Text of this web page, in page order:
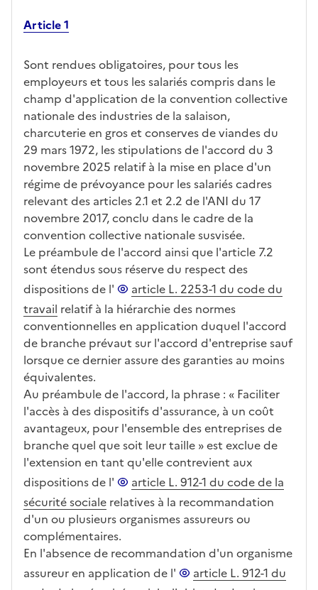
Article 1
Sont rendues obligatoires, pour tous les
employeurs et tous les salariés compris dans le
champ d'application de la convention collective
nationale des industries de la salaison,
charcuterie en gros et conserves de viandes du
29 mars 1972, les stipulations de l'accord du 3
novembre 2025 relatif à la mise en place d'un
régime de prévoyance pour les salariés cadres
relevant des articles 2.1 et 2.2 de l'ANI du 17
novembre 2017, conclu dans le cadre de la
convention collective nationale susvisée.
Le préambule de l'accord ainsi que l'article 7.2
sont étendus sous réserve du respect des
dispositions de l'
article L. 2253-1 du code du
travail relatif à la hiérarchie des normes
conventionnelles en application duquel l'accord
de branche prévaut sur l'accord d'entreprise sauf
lorsque ce dernier assure des garanties au moins
équivalentes.
Au préambule de l'accord, la phrase : « Faciliter
l'accès à des dispositifs d'assurance, à un coût
avantageux, pour l'ensemble des entreprises de
branche quel que soit leur taille » est exclue de
l'extension en tant qu'elle contrevient aux
dispositions de l'
article L. 912-1 du code de la
sécurité sociale relatives à la recommandation
d'un ou plusieurs organismes assureurs ou
complémentaires.
En l'absence de recommandation d'un organisme
assureur en application de l'
article L. 912-1 du